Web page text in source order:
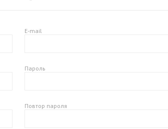
E-mail
Пароль
Повтор пароля